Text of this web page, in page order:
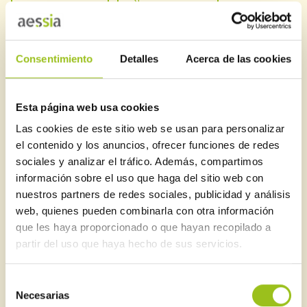
Consentimiento Detalles Acerca de las cookies
Esta página web usa cookies
Las cookies de este sitio web se usan para personalizar
el contenido y los anuncios, ofrecer funciones de redes
sociales y analizar el tráfico. Además, compartimos
información sobre el uso que haga del sitio web con
nuestros partners de redes sociales, publicidad y análisis
web, quienes pueden combinarla con otra información
que les haya proporcionado o que hayan recopilado a
partir del uso que haya hecho de sus servicios.
Necesarias
También te puede interesar
RELACIONADOS
Cómo registrarse en Plataforma AESSIA.
Empresa instaladora.
Opciones de registro: Aseguramiento Voluntario
de la Calidad
Firma de documentos en Pegasso, tras